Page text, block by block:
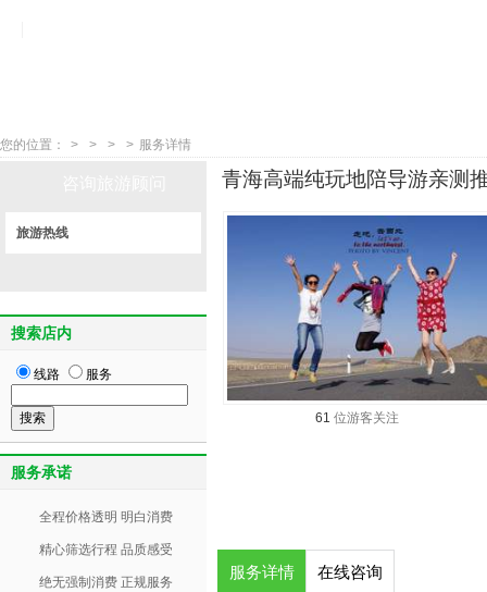
您的位置： > > > > 服务详情
青海高端纯玩地陪导游亲测
61 位游客关注
服务详情 在线咨询
旅游热线
搜索店内
线路 服务
服务承诺
全程价格透明 明白消费
精心筛选行程 品质感受
绝无强制消费 正规服务